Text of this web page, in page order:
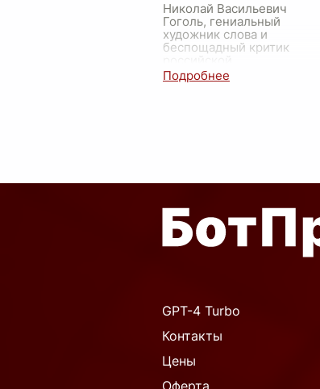
Николай Васильевич
Гоголь, гениальный
художник слова и
беспощадный критик
действительности, в своей
бессмертной поэме
GPT-4 Turbo
Контакты
Цены